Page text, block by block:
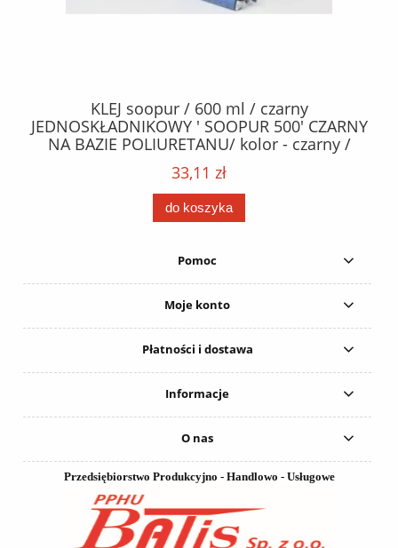
KLEJ soopur / 600 ml / czarny
JEDNOSKŁADNIKOWY ' SOOPUR 500' CZARNY
NA BAZIE POLIURETANU/ kolor - czarny /
karton 20 szt. / pistolet do kleju 307730 /
33,11 zł
do koszyka
Pomoc
Moje konto
Płatności i dostawa
Informacje
O nas
Przedsiębiorstwo Produkcyjno - Handlowo - Usługowe